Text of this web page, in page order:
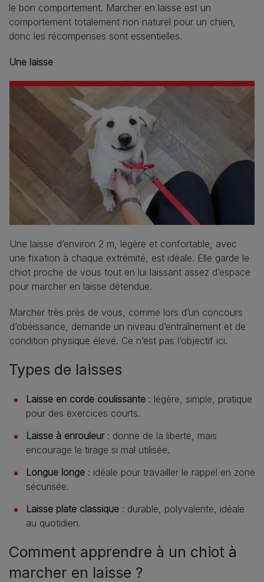
le bon comportement. Marcher en laisse est un
comportement totalement non naturel pour un chien,
donc les récompenses sont essentielles.
Une laisse
Une laisse d’environ 2 m, légère et confortable, avec
une fixation à chaque extrémité, est idéale. Elle garde le
chiot proche de vous tout en lui laissant assez d’espace
pour marcher en laisse détendue.
Marcher très près de vous, comme lors d’un concours
d’obéissance, demande un niveau d’entraînement et de
condition physique élevé. Ce n’est pas l’objectif ici.
Types de laisses
Laisse en corde coulissante : légère, simple, pratique
pour des exercices courts.
Laisse à enrouleur: donne de la liberté, mais
encourage le tirage si mal utilisée.
Longue longe : idéale pour travailler le rappel en zone
sécurisée.
Laisse plate classique : durable, polyvalente, idéale
au quotidien.
Comment apprendre à un chiot à
marcher en laisse ?